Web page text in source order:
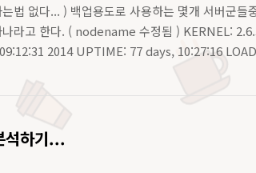
법 없다... ) 백업용도로 사용하는 몇개 서버군
나라고 한다. ( nodename 수정됨 ) KERNEL:
2014 UPTIME: 77 days, 10:27:16
석하기...